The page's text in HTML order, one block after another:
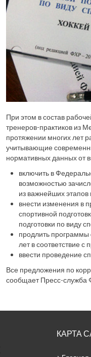
При этом в состав
тренеров-практиков из
протяжении многих лет
учитывающие
нормативных данных от
включить в
возможностью
из важнейших этапов
внести изменения в
спортивной
подготовки по виду
продлить программы
лет в соответствие
ввести проведение
Все предложения по
сообщает Пресс-служба
КАРТА